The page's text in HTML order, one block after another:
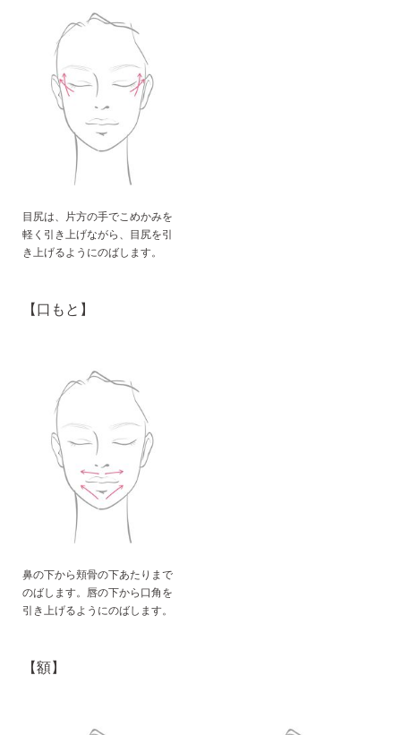
目尻は、片方の手でこめかみを
軽く引き上げながら、目尻を引
き上げるようにのばします。
【口もと】
鼻の下から頬骨の下あたりまで
のばします。唇の下から口角を
引き上げるようにのばします。
【額】